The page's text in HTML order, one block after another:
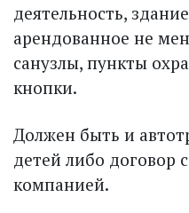
деятельность,
арендованное не
санузлы, пункты
кнопки.
Должен быть и
детей либо договор
компанией.